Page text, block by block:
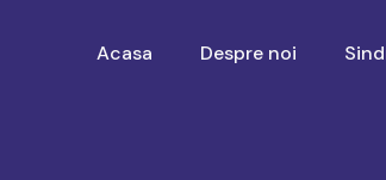
Acasa Despre noi